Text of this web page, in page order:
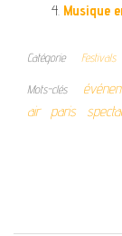
Musique
Catégorie Festivals
Mots-clés
air
paris